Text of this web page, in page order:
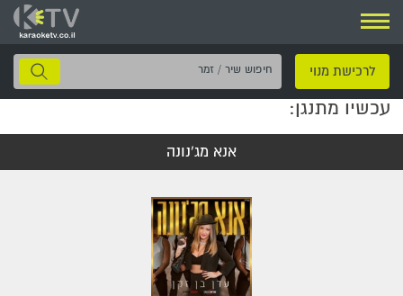
ניווט
לרכישת מנוי
חיפוש
שיר
עכשיו מתנגן:
אנא מג'נונה